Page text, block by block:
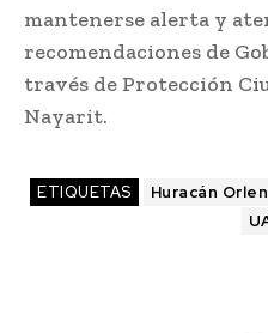
mantenerse alerta y
recomendaciones de
través de Protección
Nayarit.
ETIQUETAS Huracán